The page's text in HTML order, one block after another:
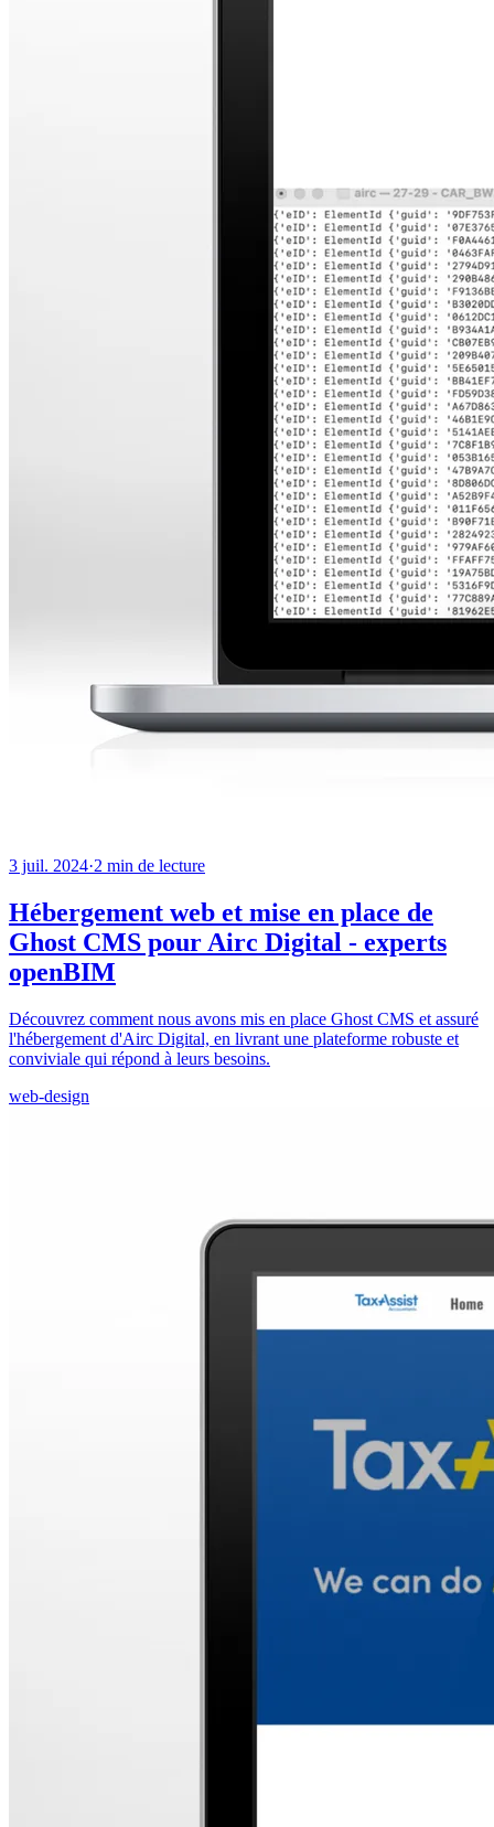
3 juil. 2024·2 min de lecture
Hébergement web et mise en place de
Ghost CMS pour Airc Digital - experts
openBIM
Découvrez comment nous avons mis en place Ghost CMS et assuré
l'hébergement d'Airc Digital, en livrant une plateforme robuste et
conviviale qui répond à leurs besoins.
web-design